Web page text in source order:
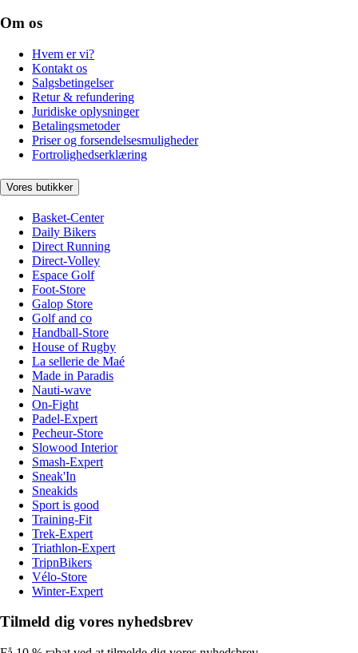
Om os
Hvem er vi?
Kontakt os
Salgsbetingelser
Retur & refundering
Juridiske oplysninger
Betalingsmetoder
Priser og forsendelsesmuligheder
Fortrolighedserklæring
Vores butikker
Basket-Center
Daily Bikers
Direct Running
Direct-Volley
Espace Golf
Foot-Store
Galop Store
Golf and co
Handball-Store
House of Rugby
La sellerie de Maé
Made in Paradis
Nauti-wave
On-Fight
Padel-Expert
Pecheur-Store
Slowood Interior
Smash-Expert
Sneak'In
Sneakids
Sport is good
Training-Fit
Trek-Expert
Triathlon-Expert
TripnBikers
Vélo-Store
Winter-Expert
Tilmeld dig vores nyhedsbrev